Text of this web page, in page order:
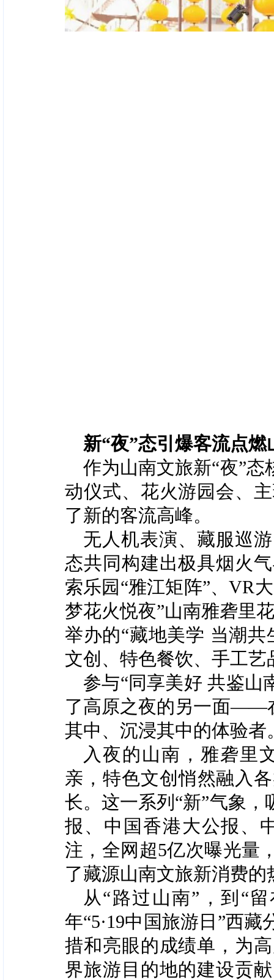
新“夜”态引爆客流点燃
作为山南文旅新“夜”态
动仪式、花火游园会、
了新的客流高峰。
无人机表演、 藏服巡
态共同构建出极具烟火
索乐园 “雅江矩阵”、VR
梦花火悦夜”山南雅砻里
举办的“藏地美学 当潮共
文创、特色餐饮、手工艺
参与“同享美好 共鉴山
了高原之夜的另一面——
其中、沉浸其中的体验者
入夜的山南， 雅砻里
亲，特色文创悄然融入
长。这一系列“新”气象
报、中国香港大公报、
注，全网超5亿次曝光量
了藏源山南文旅新消费的
从“路过山南” ，到 “
年“5·19中国旅游日 ”西藏
措和亮眼的成绩单，为
界旅游目的地的建设贡